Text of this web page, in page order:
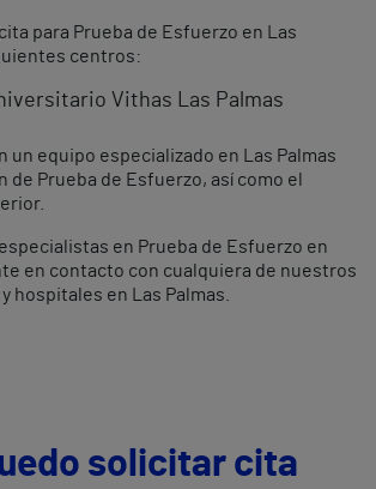
para Prueba de Esfuerzo en Las
centros:
Vithas Las Palmas
un equipo especializado en Las Palmas
de Prueba de Esfuerzo, así como el
en Prueba de Esfuerzo en
en contacto con cualquiera de nuestros
hospitales en Las Palmas.
solicitar cita